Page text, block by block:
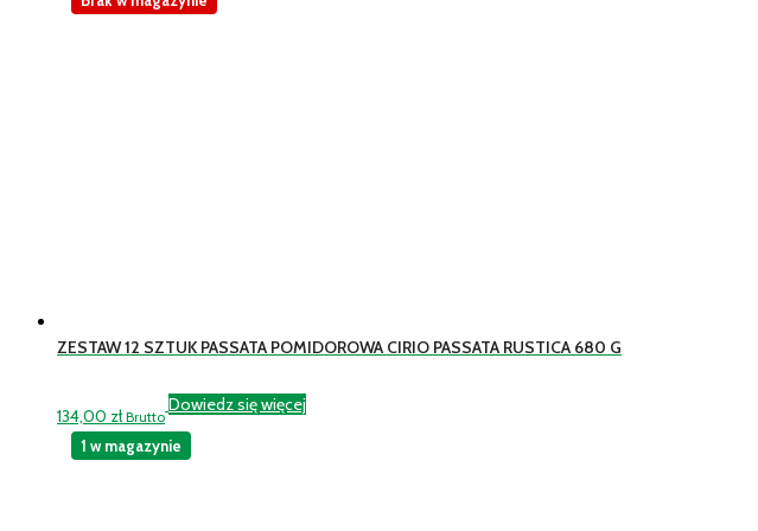
ZESTAW 12 SZTUK PASSATA POMIDOROWA CIRIO PASSATA RUSTICA 680 G
134,00 zł Brutto
Dowiedz się więcej
1 w magazynie